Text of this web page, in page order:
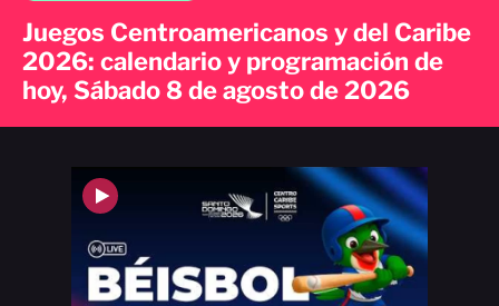
Juegos Centroamericanos y del Caribe
2026: calendario y programación de
hoy, Sábado 8 de agosto de 2026